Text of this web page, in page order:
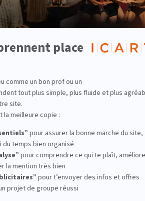
À chaque exposition, j’essaie
le
Récit n°1
avec un voyage dans
La galerie a présenté un“Récit
l’enfance à l’aide de maisons
des colonnes antiques
médiation culturelle
permis d'accéder à un monde
donne aux étudiants une
où les outils peuvent nous